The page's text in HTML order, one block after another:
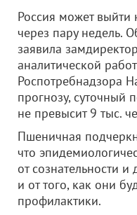
Россия может выйти
через пару недель.
заявила
аналитической
Роспотребнадзора
прогнозу, суточный
не превысит 9 тыс.
Пшеничная
что
от сознательности
и от того, как они
профилактики.